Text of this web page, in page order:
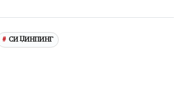
СИ ЏИНПИНГ